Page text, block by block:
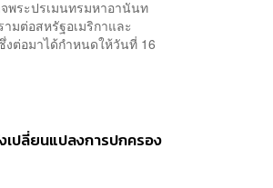
พระปรเมนทรมหาอานันท
มต่อสหรัฐอเมริกาและ
ต่อมาได้กำหนดให้วันที่ 16
เปลี่ยนแปลงการปกครอง